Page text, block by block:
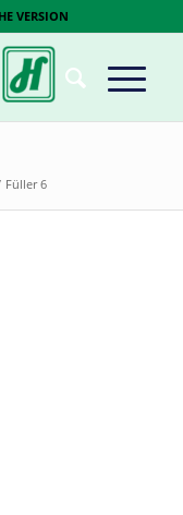
VERSION
Füller 6